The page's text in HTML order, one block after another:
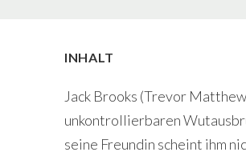
INHALT
Jack Brooks (Trevor
unkontrollierbaren
seine Freundin scheint ihm